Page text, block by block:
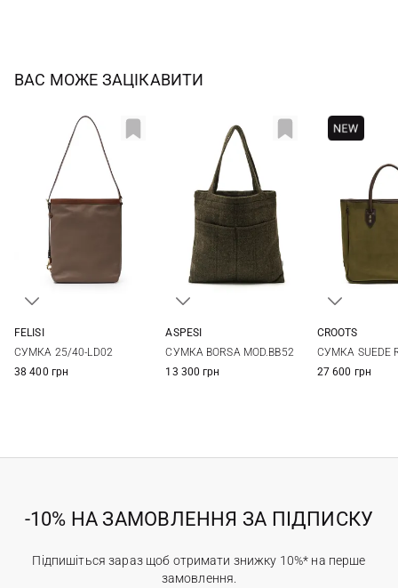
ВАС МОЖЕ ЗАЦІКАВИТИ
FELISI
СУМКА 25/40-LD02
38 400 грн
ASPESI
СУМКА BORSA MOD.BB52
13 300 грн
CROOTS
СУМКА SUEDE
27 600 грн
-10% НА ЗАМОВЛЕННЯ ЗА ПІДПИСКУ
Підпишіться зараз щоб отримати знижку 10%* на перше
замовлення.